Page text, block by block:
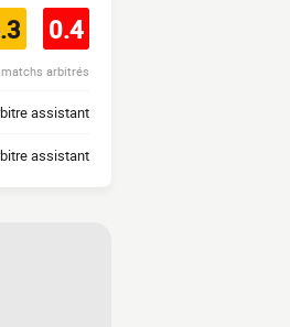
0.4
arbitrés
assistant
assistant